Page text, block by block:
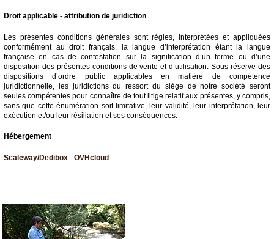
Droit applicable - attribution de juridiction
Les présentes conditions générales sont régies, interprétées et appliquées
conformément au droit français, la langue d’interprétation étant la langue
française en cas de contestation sur la signification d’un terme ou d’une
disposition des présentes conditions de vente et d’utilisation. Sous réserve des
dispositions d’ordre public applicables en matière de compétence
juridictionnelle, les juridictions du ressort du siège de notre société seront
seules compétentes pour connaître de tout litige relatif aux présentes, y compris,
sans que cette énumération soit limitative, leur validité, leur interprétation, leur
exécution et/ou leur résiliation et ses conséquences.
Hébergement
Scaleway/Dedibox - OVHcloud